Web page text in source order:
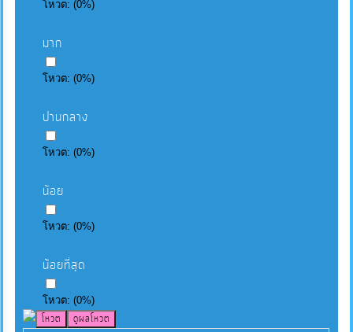
โหวต:(0%)
มาก
โหวต:(0%)
ปานกลาง
โหวต:(0%)
น้อย
โหวต:(0%)
น้อยที่สุด
โหวต:(0%)